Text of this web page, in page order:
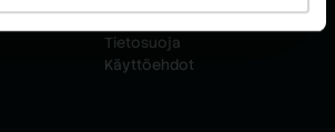
Tietosuoja
Käyttöehdot